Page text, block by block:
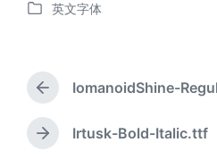
布
发
英文字体
上
篇
文
章
IomanoidShine-
下
Irtusk-Bold-Italic.ttf